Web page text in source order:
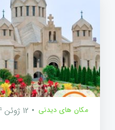
مکان های دیدنی 12 ژوئن 2024